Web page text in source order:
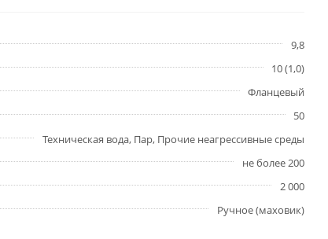
9,8
10 (1,0)
Фланцевый
50
Техническая вода, Пар, Прочие неагрессивные среды
не более 200
2 000
Ручное (маховик)